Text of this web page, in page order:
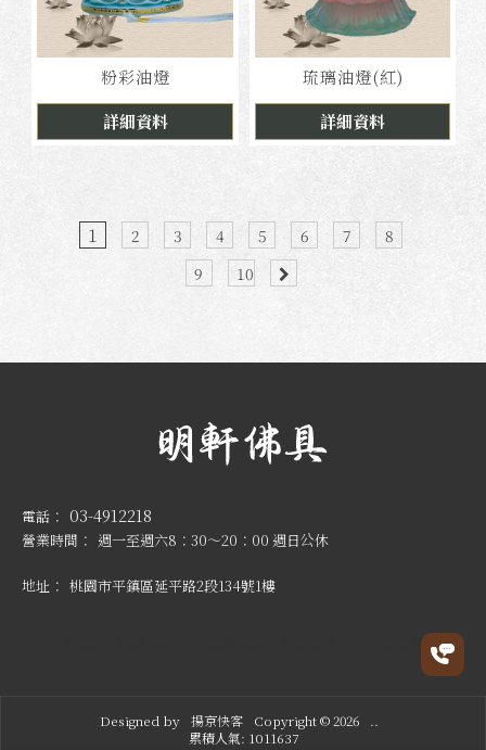
粉彩油燈
詳細資料
琉璃油燈(紅)
詳細資料
1 2 3 4 5 6 7
8
9
10
03-4912218
週一至週六8：30～20：00 週日公休
桃園市平鎮區延平路2段134號1樓
桃園佛具批發
Designed by 揚京快客 Copyright © 2026
累積人氣: 1011637